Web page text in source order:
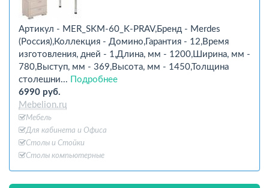
Артикул - MER_SKM-60_K-PRAV,Бренд - Merdes
(Россия),Коллекция - Домино,Гарантия - 12,Время
изготовления, дней - 1,Длина, мм - 1200,Ширина, мм -
780,Выступ, мм - 369,Высота, мм - 1450,Толщина
столешни...
Подробнее
6990 руб.
Mebelion.ru
Мебель
Для кабинета и Офиcа
Столы и Стойки
Столы компьютерные